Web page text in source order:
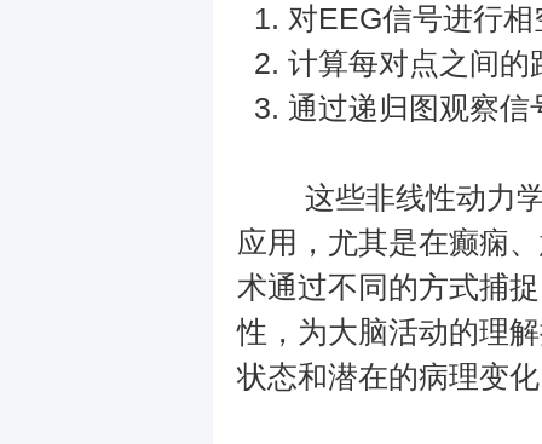
对EEG信号进行
计算每对点之间的
通过递归图观察信
这些非线性动力学
应用，尤其是在癫痫
术通过不同的方式捕
性，为大脑活动的理
状态和潜在的病理变